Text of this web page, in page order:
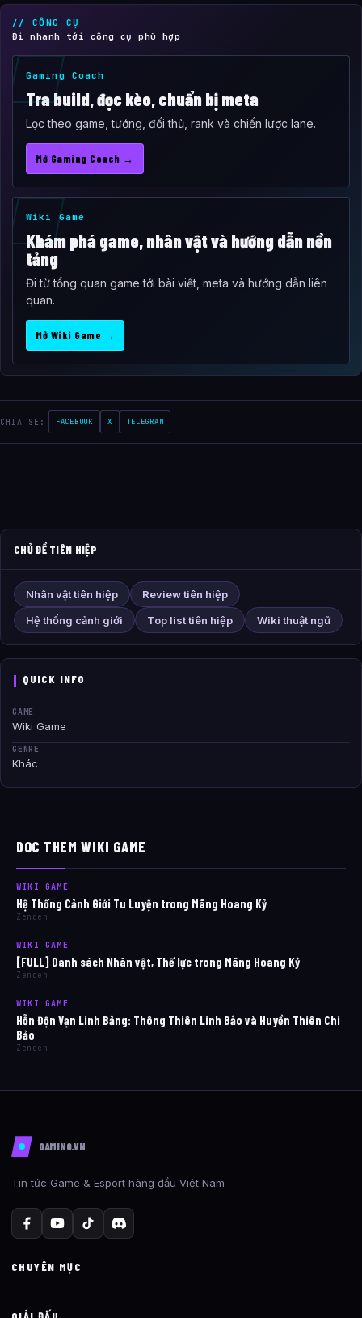
// CÔNG CỤ
Đi nhanh tới công cụ phù hợp
Gaming Coach
Tra build, đọc kèo, chuẩn bị meta
Lọc theo game, tướng, đối thủ, rank và chiến lược lane.
Mở Gaming Coach →
Wiki Game
Khám phá game, nhân vật và hướng dẫn nền
tảng
Đi từ tổng quan game tới bài viết, meta và hướng dẫn liên
quan.
Mở Wiki Game →
CHIA SE: FACEBOOK X TELEGRAM
CHỦ ĐỀ TIÊN HIỆP
Nhân vật tiên hiệp
Review tiên hiệp
Hệ thống cảnh giới
Top list tiên hiệp Wiki thuật ngữ
QUICK INFO
GAME
Wiki Game
GENRE
Khác
DOC THEM WIKI GAME
WIKI GAME
Hệ Thống Cảnh Giới Tu Luyện trong Mãng Hoang Kỷ
Zenden
WIKI GAME
[FULL] Danh sách Nhân vật, Thế lực trong Mãng Hoang Kỷ
Zenden
WIKI GAME
Hỗn Độn Vạn Linh Bảng: Thông Thiên Linh Bảo và Huyền Thiên Chi
Bảo
Zenden
GAMING.VN
Tin tức Game & Esport hàng đầu Việt Nam
CHUYÊN MỤC